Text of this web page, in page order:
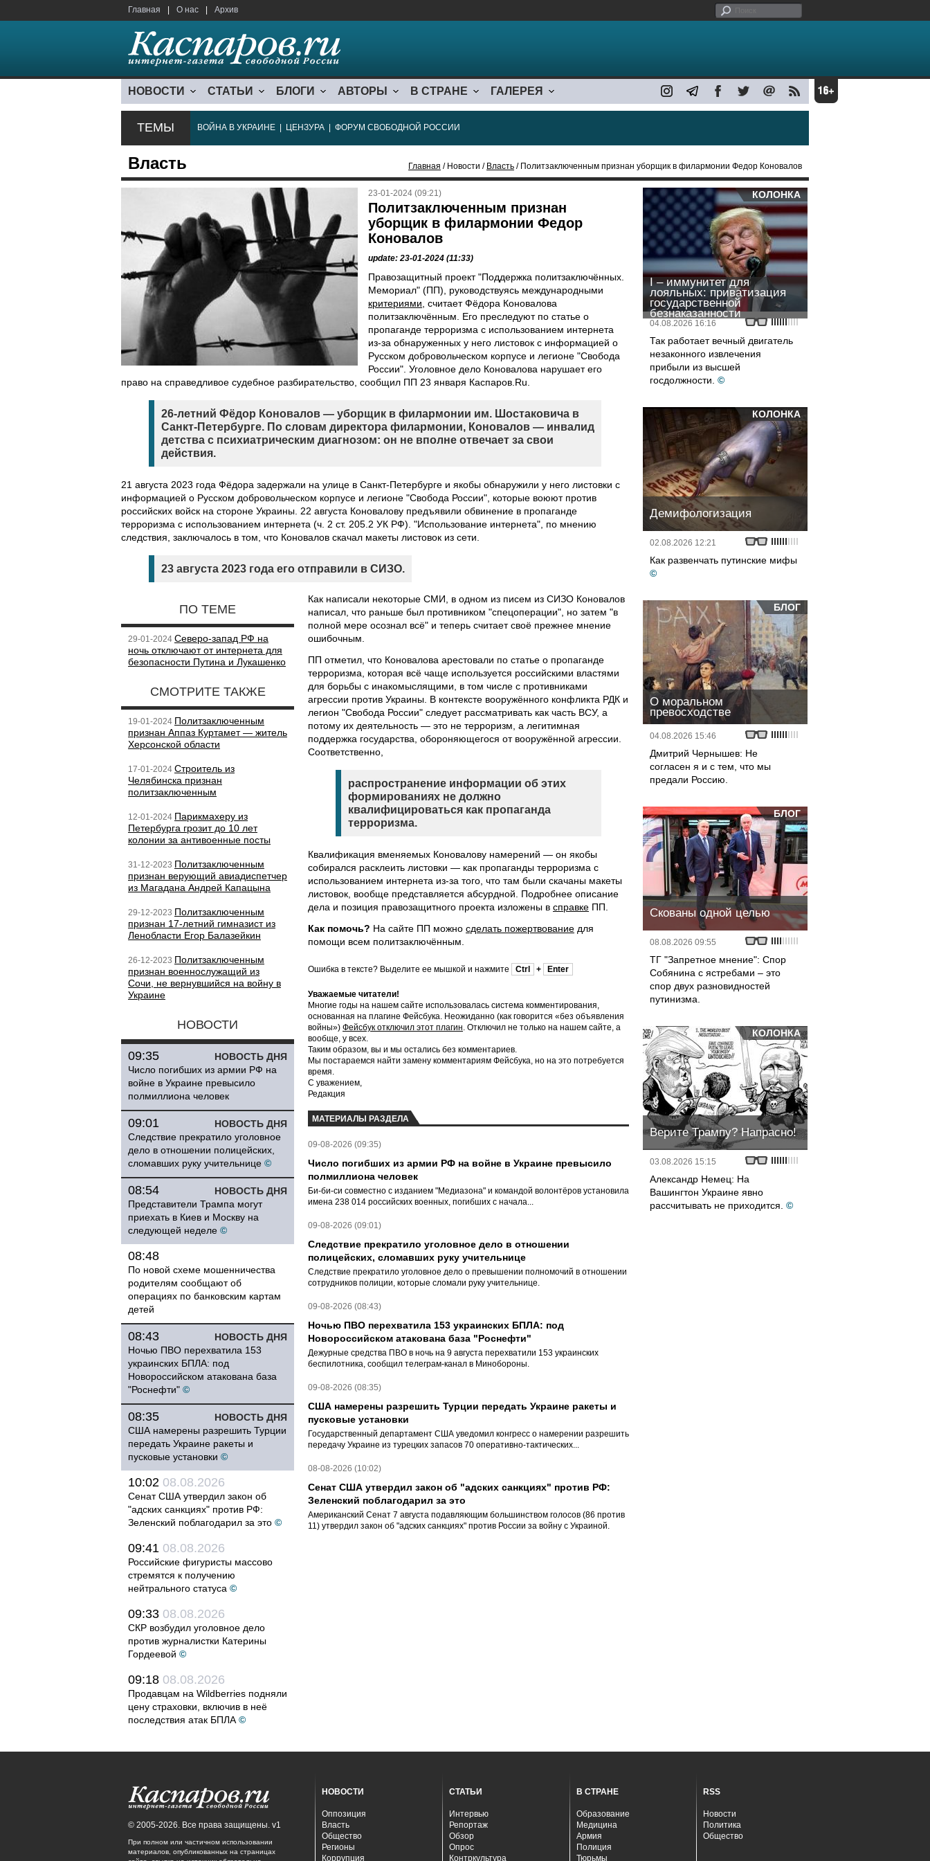
Главная О нас Архив
НОВОСТИ СТАТЬИ БЛОГИ АВТОРЫ В СТРАНЕ ГАЛЕРЕЯ
ТЕМЫ ВОЙНА В УКРАИНЕ ЦЕНЗУРА ФОРУМ СВОБОДНОЙ РОССИИ
Власть Главная / Новости / Власть / Политзаключенным признан уборщик в филармонии Федор Коновалов
23-01-2024 (09:21)
Политзаключенным признан
уборщик в филармонии Федор
Коновалов
update: 23-01-2024 (11:33)
Правозащитный проект "Поддержка политзаключённых.
Мемориал" (ПП), руководствуясь международными
критериями , считает Фёдора Коновалова
политзаключённым. Его преследуют по статье о
пропаганде терроризма с использованием интернета
из-за обнаруженных у него листовок с информацией о
Русском добровольческом корпусе и легионе "Свобода
России". Уголовное дело Коновалова нарушает его
право на справедливое судебное разбирательство, сообщил ПП 23 января Каспаров.Ru.
26-летний Фёдор Коновалов — уборщик в филармонии им. Шостаковича в
Санкт-Петербурге. По словам директора филармонии, Коновалов — инвалид
детства с психиатрическим диагнозом: он не вполне отвечает за свои
действия.
21 августа 2023 года Фёдора задержали на улице в Санкт-Петербурге и якобы обнаружили у него листовки с
информацией о Русском добровольческом корпусе и легионе "Свобода России", которые воюют против
российских войск на стороне Украины. 22 августа Коновалову предъявили обвинение в пропаганде
терроризма с использованием интернета (ч. 2 ст. 205.2 УК РФ). "Использование интернета", по мнению
следствия, заключалось в том, что Коновалов скачал макеты листовок из сети.
23 августа 2023 года его отправили в СИЗО.
ПО ТЕМЕ
29-01-2024 Северо-запад РФ на
ночь отключают от интернета для
безопасности Путина и Лукашенко
СМОТРИТЕ ТАКЖЕ
19-01-2024 Политзаключенным
признан Аппаз Куртамет — житель
Херсонской области
17-01-2024 Строитель из
Челябинска признан
политзаключенным
12-01-2024 Парикмахеру из
Петербурга грозит до 10 лет
колонии за антивоенные посты
31-12-2023 Политзаключенным
признан верующий авиадиспетчер
из Магадана Андрей Капацына
29-12-2023 Политзаключенным
признан 17-летний гимназист из
Ленобласти Егор Балазейкин
26-12-2023 Политзаключенным
признан военнослужащий из
Сочи, не вернувшийся на войну в
Украине
НОВОСТИ
НОВОСТЬ ДНЯ
09:35
Число погибших из армии РФ на
войне в Украине превысило
полмиллиона человек
НОВОСТЬ ДНЯ
09:01
Следствие прекратило уголовное
дело в отношении полицейских,
сломавших руку учительнице ©
НОВОСТЬ ДНЯ
08:54
Представители Трампа могут
приехать в Киев и Москву на
следующей неделе ©
08:48
По новой схеме мошенничества
родителям сообщают об
операциях по банковским картам
детей
НОВОСТЬ ДНЯ
08:43
Ночью ПВО перехватила 153
украинских БПЛА: под
Новороссийском атакована база
"Роснефти" ©
НОВОСТЬ ДНЯ
08:35
США намерены разрешить Турции
передать Украине ракеты и
пусковые установки ©
10:02 08.08.2026
Сенат США утвердил закон об
"адских санкциях" против РФ:
Зеленский поблагодарил за это ©
09:41 08.08.2026
Российские фигуристы массово
стремятся к получению
нейтрального статуса ©
09:33 08.08.2026
СКР возбудил уголовное дело
против журналистки Катерины
Гордеевой ©
09:18 08.08.2026
Продавцам на Wildberries подняли
цену страховки, включив в неё
последствия атак БПЛА ©
Как написали некоторые СМИ, в одном из писем из СИЗО Коновалов
написал, что раньше был противником "спецоперации", но затем "в
полной мере осознал всё" и теперь считает своё прежнее мнение
ошибочным.
ПП отметил, что Коновалова арестовали по статье о пропаганде
терроризма, которая всё чаще используется российскими властями
для борьбы с инакомыслящими, в том числе с противниками
агрессии против Украины. В контексте вооружённого конфликта РДК и
легион "Свобода России" следует рассматривать как часть ВСУ, а
потому их деятельность — это не терроризм, а легитимная
поддержка государства, обороняющегося от вооружённой агрессии.
Соответственно,
распространение информации об этих
формированиях не должно
квалифицироваться как пропаганда
терроризма.
Квалификация вменяемых Коновалову намерений — он якобы
собирался расклеить листовки — как пропаганды терроризма с
использованием интернета из-за того, что там были скачаны макеты
листовок, вообще представляется абсурдной. Подробнее описание
дела и позиция правозащитного проекта изложены в справке ПП.
Как помочь? На сайте ПП можно сделать пожертвование для
помощи всем политзаключённым.
Ошибка в тексте? Выделите ее мышкой и нажмите Ctrl + Enter
Уважаемые читатели!
Многие годы на нашем сайте использовалась система комментирования,
основанная на плагине Фейсбука. Неожиданно (как говорится «без объявления
войны») Фейсбук отключил этот плагин. Отключил не только на нашем сайте, а
вообще, у всех.
Таким образом, вы и мы остались без комментариев.
Мы постараемся найти замену комментариям Фейсбука, но на это потребуется
время.
С уважением,
Редакция
МАТЕРИАЛЫ РАЗДЕЛА
09-08-2026 (09:35)
Число погибших из армии РФ на войне в Украине превысило
полмиллиона человек
Би-би-си совместно с изданием "Медиазона" и командой волонтёров установила
имена 238 014 российских военных, погибших с начала...
09-08-2026 (09:01)
Следствие прекратило уголовное дело в отношении
полицейских, сломавших руку учительнице
Следствие прекратило уголовное дело о превышении полномочий в отношении
сотрудников полиции, которые сломали руку учительнице.
09-08-2026 (08:43)
Ночью ПВО перехватила 153 украинских БПЛА: под
Новороссийском атакована база "Роснефти"
Дежурные средства ПВО в ночь на 9 августа перехватили 153 украинских
беспилотника, сообщил телеграм-канал в Минобороны.
09-08-2026 (08:35)
США намерены разрешить Турции передать Украине ракеты и
пусковые установки
Государственный департамент США уведомил конгресс о намерении разрешить
передачу Украине из турецких запасов 70 оперативно-тактических...
08-08-2026 (10:02)
Сенат США утвердил закон об "адских санкциях" против РФ:
Зеленский поблагодарил за это
Американский Сенат 7 августа подавляющим большинством голосов (86 против
11) утвердил закон об "адских санкциях" против России за войну с Украиной.
КОЛОНКА
I – иммунитет для
лояльных: приватизация
государственной
безнаказанности
04.08.2026 16:16
Так работает вечный двигатель
незаконного извлечения
прибыли из высшей
госдолжности. ©
КОЛОНКА
Демифологизация
02.08.2026 12:21
Как развенчать путинские мифы
©
БЛОГ
О моральном
превосходстве
04.08.2026 15:46
Дмитрий Чернышев: Не
согласен я и с тем, что мы
предали Россию.
БЛОГ
Скованы одной целью
08.08.2026 09:55
ТГ "Запретное мнение": Спор
Собянина с ястребами – это
спор двух разновидностей
путинизма.
КОЛОНКА
Верите Трампу? Напрасно!
03.08.2026 15:15
Александр Немец: На
Вашингтон Украине явно
рассчитывать не приходится. ©
© 2005-2026. Все права защищены. v1
При полном или частичном использовании
материалов, опубликованных на страницах
НОВОСТИ
Оппозиция
Власть
Общество
Регионы
Коррупция
СТАТЬИ
Интервью
Репортаж
Обзор
Опрос
Контркультура
В СТРАНЕ
Образование
Медицина
Армия
Полиция
Тюрьмы
RSS
Новости
Политика
Общество